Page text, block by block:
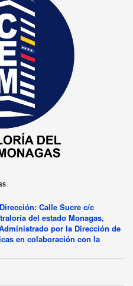
Calle Sucre c/c
del estado Monagas,
por la Dirección de
en colaboración con la